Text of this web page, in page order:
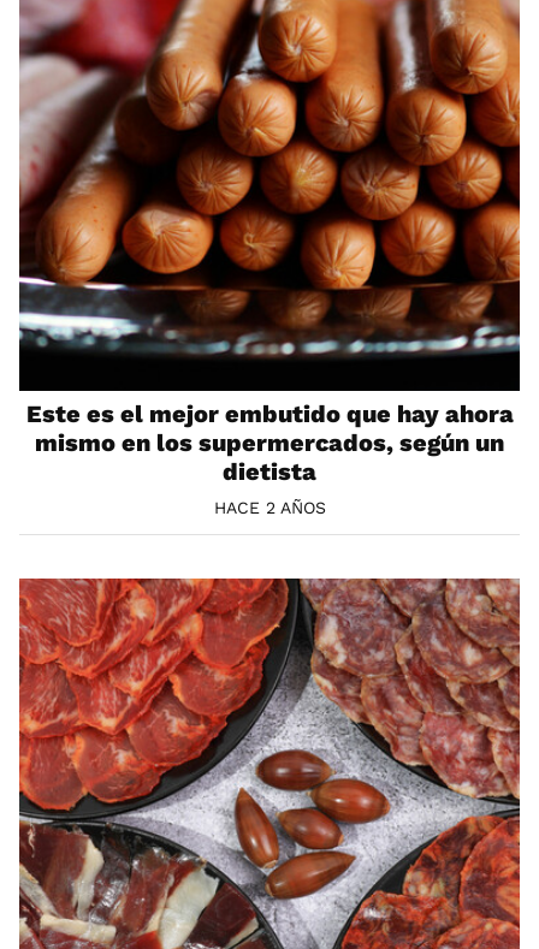
Este es el mejor embutido que hay ahora
mismo en los supermercados, según un
dietista
HACE 2 AÑOS